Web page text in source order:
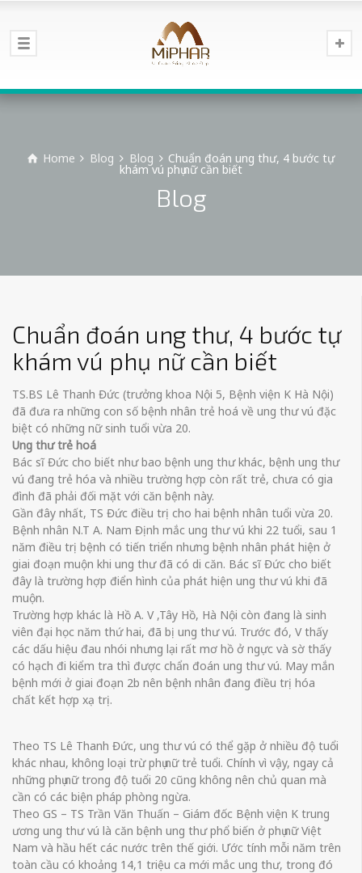
Home Blog Blog Chuẩn đoán ung thư, 4 bước tự
khám vú phụ nữ cần biết
Blog
Chuẩn đoán ung thư, 4 bước tự
khám vú phụ nữ cần biết
TS.BS Lê Thanh Đức (trưởng khoa Nội 5, Bệnh viện K Hà Nội)
đã đưa ra những con số bệnh nhân trẻ hoá về ung thư vú đặc
biệt có những nữ sinh tuổi vừa 20.
Ung thư trẻ hoá
Bác sĩ Đức cho biết như bao bệnh ung thư khác, bệnh ung thư
vú đang trẻ hóa và nhiều trường hợp còn rất trẻ, chưa có gia
đình đã phải đối mặt với căn bệnh này.
Gần đây nhất, TS Đức điều trị cho hai bệnh nhân tuổi vừa 20.
Bệnh nhân N.T A. Nam Định mắc ung thư vú khi 22 tuổi, sau 1
năm điều trị bệnh có tiến triển nhưng bệnh nhân phát hiện ở
giai đoạn muộn khi ung thư đã có di căn. Bác sĩ Đức cho biết
đây là trường hợp điển hình của phát hiện ung thư vú khi đã
muộn.
Trường hợp khác là Hồ A. V ,Tây Hồ, Hà Nội còn đang là sinh
viên đại học năm thứ hai, đã bị ung thư vú. Trước đó, V thấy
các dấu hiệu đau nhói nhưng lại rất mơ hồ ở ngực và sờ thấy
có hạch đi kiểm tra thì được chẩn đoán ung thư vú. May mắn
bệnh mới ở giai đoạn 2b nên bệnh nhân đang điều trị hóa
chất kết hợp xạ trị.
Theo TS Lê Thanh Đức, ung thư vú có thể gặp ở nhiều độ tuổi
khác nhau, không loại trừ phụ nữ trẻ tuổi. Chính vì vậy, ngay cả
những phụ nữ trong độ tuổi 20 cũng không nên chủ quan mà
cần có các biện pháp phòng ngừa.
Theo GS – TS Trần Văn Thuấn – Giám đốc Bệnh viện K trung
ương ung thư vú là căn bệnh ung thư phổ biến ở phụ nữ Việt
Nam và hầu hết các nước trên thế giới. Ước tính mỗi năm trên
toàn cầu có khoảng 14,1 triệu ca mới mắc ung thư, trong đó